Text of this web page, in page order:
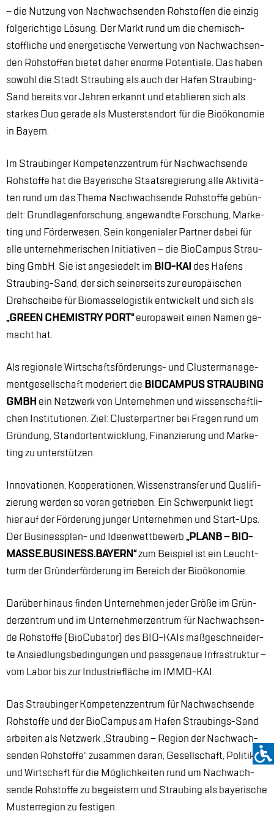
– die Nut­zung von Nach­wach­sen­den Roh­stof­fen die ein­zig
fol­ge­rich­ti­ge Lö­sung. Der Markt rund um die che­misch-
stoff­li­che und en­er­ge­ti­sche Ver­wer­tung von Nach­wach­sen­
den Roh­stof­fen bie­tet da­her enor­me Po­ten­tia­le. Das ha­ben
so­wohl die Stadt Strau­bing als auch der Ha­fen Strau­bing-
Sand be­reits vor Jah­ren er­kannt und eta­blie­ren sich als
star­kes Duo ge­ra­de als Mus­ter­stand­ort für die Bio­öko­no­mie
in Bay­ern.
Im Strau­bin­ger Kom­pe­tenz­zen­trum für Nach­wach­sen­de
Roh­stof­fe hat die Baye­ri­sche Staats­re­gie­rung alle Ak­ti­vi­tä­
ten rund um das The­ma Nach­wach­sen­de Roh­stof­fe ge­bün­
delt: Grund­la­gen­for­schung, an­ge­wand­te For­schung, Mar­ke­
ting und För­der­we­sen. Sein kon­ge­nia­ler Part­ner da­bei für
alle un­ter­neh­me­ri­schen In­itia­ti­ven – die Bio­Cam­pus Strau­
bing GmbH. Sie ist an­ge­sie­delt im BIO-KAI des Ha­fens
Strau­bing-Sand, der sich sei­ner­seits zur eu­ro­päi­schen
Dreh­schei­be für Bio­mas­se­lo­gis­tik ent­wi­ckelt und sich als
„GREEN CHE­MIS­TRY PORT“eu­ro­pa­weit ei­nen Na­men ge­
macht hat.
Als re­gio­na­le Wirt­schafts­för­de­rungs- und Clus­ter­ma­nage­
ment­ge­sell­schaft mo­de­riert die BIO­CAM­PUS STRAU­BING
GMBH ein Netz­werk von Un­ter­neh­men und wis­sen­schaft­li­
chen In­sti­tu­tio­nen. Ziel: Clus­ter­part­ner bei Fra­gen rund um
Grün­dung, Stand­ort­ent­wick­lung, Fi­nan­zie­rung und Mar­ke­
ting zu un­ter­stüt­zen.
In­no­va­tio­nen, Ko­ope­ra­tio­nen, Wis­sens­trans­fer und Qua­li­fi­
zie­rung wer­den so vor­an ge­trie­ben. Ein Schwer­punkt liegt
hier auf der För­de­rung jun­ger Un­ter­neh­men und Start-Ups.
Der Busi­ness­plan- und Ide­en­wett­be­werb „PLANB – BIO­
MAS­SE.BUSI­NESS.BAY­ERN“zum Bei­spiel ist ein Leucht­
turm der Grün­der­för­de­rung im Be­reich der Bio­öko­no­mie.
Dar­über hin­aus fin­den Un­ter­neh­men je­der Grö­ße im Grün­
der­zen­trum und im Un­ter­neh­mer­zen­trum für Nach­wach­sen­
de Roh­stof­fe (Bio­Cu­ba­tor) des BIO-KAIs ma­ß­ge­schnei­der­
te An­sied­lungs­be­din­gun­gen und pass­ge­naue In­fra­struk­tur –
vom La­bor bis zur In­dus­trie­flä­che im IMMO-KAI.
Das Strau­bin­ger Kom­pe­tenz­zen­trum für Nach­wach­sen­de
Roh­stof­fe und der Bio­Cam­pus am Ha­fen Strau­bings-Sand
ar­bei­ten als Netz­werk „Strau­bing – Re­gi­on der Nach­wach­
sen­den Roh­stof­fe“ zu­sam­men dar­an, Ge­sell­schaft, Po­li­tik
und Wirt­schaft für die Mög­lich­kei­ten rund um Nach­wach­
sen­de Roh­stof­fe zu be­geis­tern und Strau­bing als baye­ri­sche
Mus­ter­re­gi­on zu fes­ti­gen.